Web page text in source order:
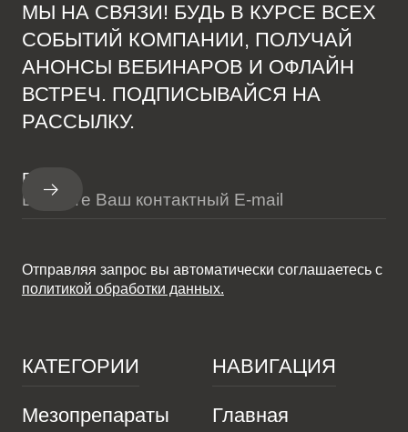
МЫ НА СВЯЗИ! БУДЬ В КУРСЕ ВСЕХ
СОБЫТИЙ КОМПАНИИ, ПОЛУЧАЙ
АНОНСЫ ВЕБИНАРОВ И ОФЛАЙН
ВСТРЕЧ. ПОДПИСЫВАЙСЯ НА
РАССЫЛКУ.
E-mail
Отправляя запрос вы автоматически соглашаетесь с
политикой обработки данных.
КАТЕГОРИИ
Мезопрепараты
НАВИГАЦИЯ
Главная